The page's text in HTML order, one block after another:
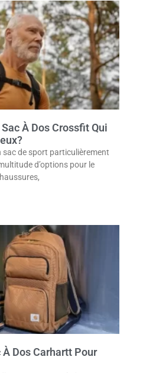
À Dos Crossfit Qui
de sport particulièrement
d’options pour le
Dos Carhartt Pour